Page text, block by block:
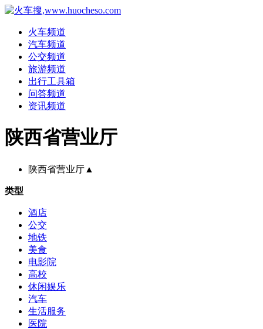
火车频道
汽车频道
公交频道
旅游频道
出行工具箱
问答频道
资讯频道
陕西省营业厅
陕西省营业厅 ▲
类型
酒店
公交
地铁
美食
电影院
高校
休闲娱乐
汽车
生活服务
医院